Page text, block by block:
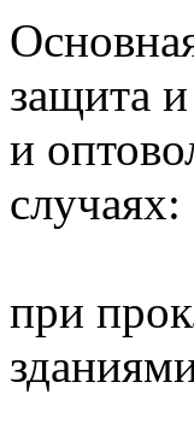
защита
и
случаях:
при